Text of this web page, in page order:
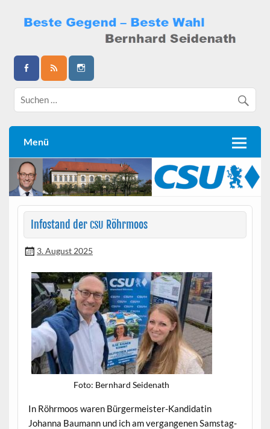
content
Bernhard Seidenath
Menü
Infostand derCSU Röhrmoos
3. August 2025
Foto: Bern­hard Seidenath
In Röhrmoos waren Bürg­er­meis­ter-Kan­di­datin
Johan­na Bau­mann und ich am ver­gan­genen Sam­stag-